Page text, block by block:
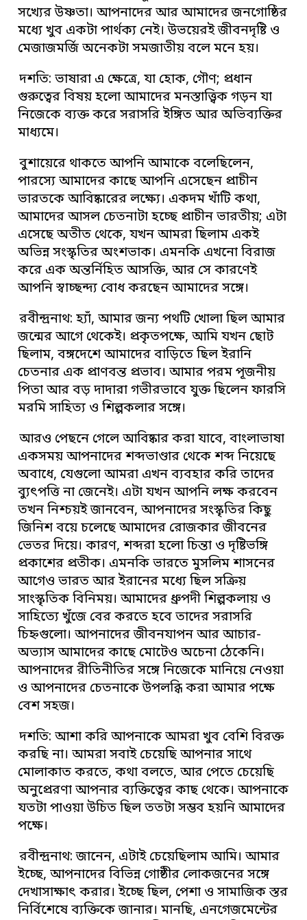
সখ্যের উষ্ণতা। আপনাদের আর আমাদের জনগোষ্ঠির
মধ্যে খুব একটা পার্থক্য নেই। উভয়েরই জীবনদৃষ্টি ও
মেজাজমর্জি অনেকটা সমজাতীয় বলে মনে হয়।
দশতি: ভাষারা এ ক্ষেত্রে, যা হোক, গৌণ; প্রধান
গুরুত্বের বিষয় হলো আমাদের মনস্তাত্ত্বিক গড়ন যা
নিজেকে ব্যক্ত করে সরাসরি ইঙ্গিত আর অভিব্যক্তির
মাধ্যমে।
বুশায়েরে থাকতে আপনি আমাকে বলেছিলেন,
পারস্যে আমাদের কাছে আপনি এসেছেন প্রাচীন
ভারতকে আবিষ্কারের লক্ষ্যে। একদম খাঁটি কথা,
আমাদের আসল চেতনাটা হচ্ছে প্রাচীন ভারতীয়; এটা
এসেছে অতীত থেকে, যখন আমরা ছিলাম একই
অভিন্ন সংস্কৃতির অংশভাক। এমনকি এখনো বিরাজ
করে এক অন্তর্নিহিত আসক্তি, আর সে কারণেই
আপনি স্বাচ্ছন্দ্য বোধ করছেন আমাদের সঙ্গে।
রবীন্দ্রনাথ: হ্যাঁ, আমার জন্য পথটি খোলা ছিল আমার
জন্মের আগে থেকেই। প্রকৃতপক্ষে, আমি যখন ছোট
ছিলাম, বঙ্গদেশে আমাদের বাড়িতে ছিল ইরানি
চেতনার এক প্রাণবন্ত প্রভাব। আমার পরম পূজনীয়
পিতা আর বড় দাদারা গভীরভাবে যুক্ত ছিলেন ফারসি
মরমি সাহিত্য ও শিল্পকলার সঙ্গে।
আরও পেছনে গেলে আবিষ্কার করা যাবে, বাংলাভাষা
একসময় আপনাদের শব্দভাণ্ডার থেকে শব্দ নিয়েছে
অবাধে, যেগুলো আমরা এখন ব্যবহার করি তাদের
ব্যুৎপত্তি না জেনেই। এটা যখন আপনি লক্ষ করবেন
তখন নিশ্চয়ই জানবেন, আপনাদের সংস্কৃতির কিছু
জিনিশ বয়ে চলেছে আমাদের রোজকার জীবনের
ভেতর দিয়ে। কারণ, শব্দরা হলো চিন্তা ও দৃষ্টিভঙ্গি
প্রকাশের প্রতীক। এমনকি ভারতে মুসলিম শাসনের
আগেও ভারত আর ইরানের মধ্যে ছিল সক্রিয়
সাংস্কৃতিক বিনিময়। আমাদের ধ্রুপদী শিল্পকলায় ও
সাহিত্যে খুঁজে বের করতে হবে তাদের সরাসরি
চিহ্নগুলো। আপনাদের জীবনযাপন আর আচার-
অভ্যাস আমাদের কাছে মোটেও অচেনা ঠেকেনি।
আপনাদের রীতিনীতির সঙ্গে নিজেকে মানিয়ে নেওয়া
ও আপনাদের চেতনাকে উপলব্ধি করা আমার পক্ষে
বেশ সহজ।
দশতি: আশা করি আপনাকে আমরা খুব বেশি বিরক্ত
করছি না। আমরা সবাই চেয়েছি আপনার সাথে
মোলাকাত করতে, কথা বলতে, আর পেতে চেয়েছি
অনুপ্রেরণা আপনার ব্যক্তিত্বের কাছ থেকে। আপনাকে
যতটা পাওয়া উচিত ছিল ততটা সম্ভব হয়নি আমাদের
পক্ষে।
রবীন্দ্রনাথ: জানেন, এটাই চেয়েছিলাম আমি। আমার
ইচ্ছে, আপনাদের বিভিন্ন গোষ্ঠীর লোকজনের সঙ্গে
দেখাসাক্ষাৎ করার। ইচ্ছে ছিল, পেশা ও সামাজিক স্তর
নির্বিশেষে ব্যক্তিকে জানার। মানছি, এনগেজমেন্টের